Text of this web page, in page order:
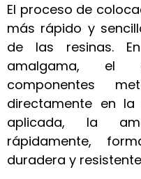
El proceso de
más rápido y
de las resinas.
amalgama, el
componentes
directamente en
aplicada, la
rápidamente,
duradera y